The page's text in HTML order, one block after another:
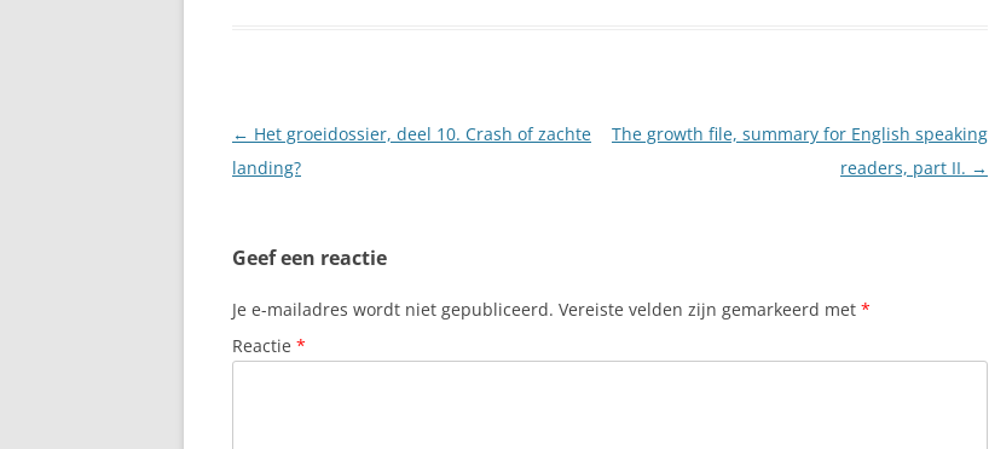
Berichtnavigatie
← Het groeidossier, deel 10. Crash of zachte
landing?
The growth file, summary for English speaking
readers, part II. →
Geef een reactie
Je e-mailadres wordt niet gepubliceerd. Vereiste velden zijn gemarkeerd met *
Reactie *